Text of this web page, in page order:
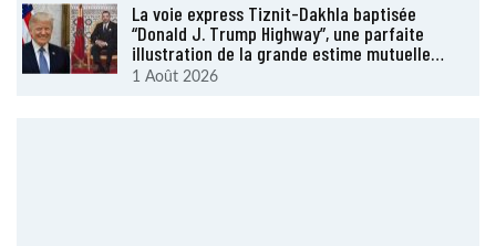
La voie express Tiznit-Dakhla baptisée
“Donald J. Trump Highway”, une parfaite
illustration de la grande estime mutuelle…
1 Août 2026